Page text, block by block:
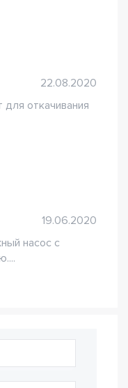
22.08.2020
откачивания
19.06.2020
насос с